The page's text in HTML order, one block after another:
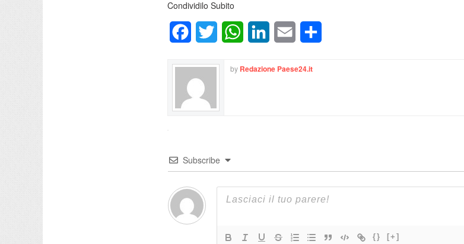
Condividilo Subito
FacebookTwitter WhatsAppLinkedInEmail
by Redazione Paese24.it
Subscribe
{} [+]